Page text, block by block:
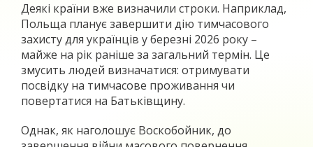
Деякі країни вже визначили строки. Наприклад,
Польща планує завершити дію тимчасового
захисту для українців у березні 2026 року –
майже на рік раніше за загальний термін. Це
змусить людей визначатися: отримувати
посвідку на тимчасове проживання чи
повертатися на Батьківщину.
Однак, як наголошує Воскобойник, до